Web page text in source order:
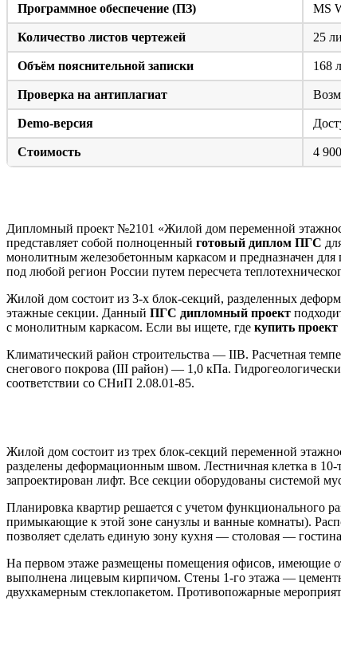
Программное обеспечение (ПЗ) MS
Количество листов чертежей 25
Объём пояснительной записки 168
Проверка на антиплагиат
Demo-версия
Стоимость 4
Дипломный проект №2101 «Жилой дом переменной
представляет собой полноценный готовый диплом ПГС
монолитным железобетонным каркасом и предназначен
под любой регион России путем пересчета
Жилой дом состоит из 3-х блок-секций, разделенных
этажные секции. Данный ПГС дипломный проект
с монолитным каркасом. Если вы ищете, где купить проект
Климатический район строительства — IIВ. Расчетная
снегового покрова (III район) — 1,0 кПа.
соответствии со СНиП 2.08.01-85.
Жилой дом состоит из трех блок-секций переменной
разделены деформационным швом. Лестничная клетка в
запроектирован лифт. Все секции оборудованы системой
Планировка квартир решается с учетом функционального
примыкающие к этой зоне санузлы и ванные комнаты).
позволяет сделать единую зону кухня — столовая —
На первом этаже размещены помещения офисов, имеющие
выполнена лицевым кирпичом. Стены 1-го этажа —
двухкамерным стеклопакетом. Противопожарные